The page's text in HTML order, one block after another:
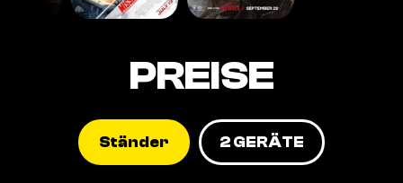
PREISE
Ständer 2 GERÄTE